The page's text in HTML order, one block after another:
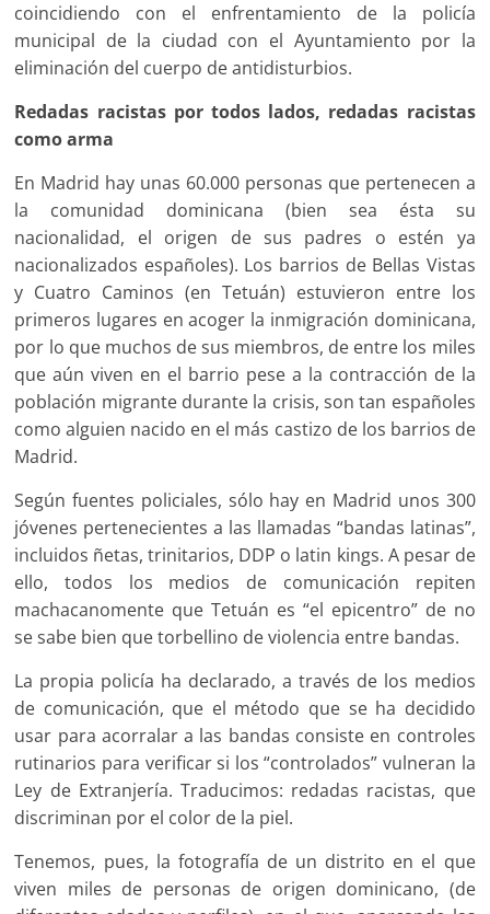
coincidiendo con el enfrentamiento de la policía
municipal de la ciudad con el Ayuntamiento por la
eliminación del cuerpo de antidisturbios.
Redadas racistas por todos lados, redadas racistas
como arma
En Madrid hay unas 60.000 personas que pertenecen a
la comunidad dominicana (bien sea ésta su
nacionalidad, el origen de sus padres o estén ya
nacionalizados españoles). Los barrios de Bellas Vistas
y Cuatro Caminos (en Tetuán) estuvieron entre los
primeros lugares en acoger la inmigración dominicana,
por lo que muchos de sus miembros, de entre los miles
que aún viven en el barrio pese a la contracción de la
población migrante durante la crisis, son tan españoles
como alguien nacido en el más castizo de los barrios de
Madrid.
Según fuentes policiales, sólo hay en Madrid unos 300
jóvenes pertenecientes a las llamadas “bandas latinas”,
incluidos ñetas, trinitarios, DDP o latin kings. A pesar de
ello, todos los medios de comunicación repiten
machacanomente que Tetuán es “el epicentro” de no
se sabe bien que torbellino de violencia entre bandas.
La propia policía ha declarado, a través de los medios
de comunicación, que el método que se ha decidido
usar para acorralar a las bandas consiste en controles
rutinarios para verificar si los “controlados” vulneran la
Ley de Extranjería. Traducimos: redadas racistas, que
discriminan por el color de la piel.
Tenemos, pues, la fotografía de un distrito en el que
viven miles de personas de origen dominicano, (de